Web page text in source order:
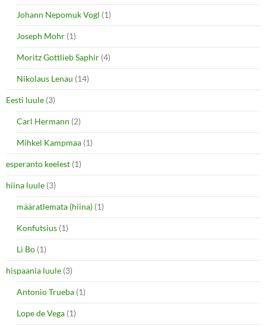
Johann Nepomuk Vogl (1)
Joseph Mohr (1)
Moritz Gottlieb Saphir (4)
Nikolaus Lenau (14)
Eesti luule (3)
Carl Hermann (2)
Mihkel Kampmaa (1)
esperanto keelest (1)
hiina luule (3)
määratlemata (hiina) (1)
Konfutsius (1)
Li Bo (1)
hispaania luule (3)
Antonio Trueba (1)
Lope de Vega (1)